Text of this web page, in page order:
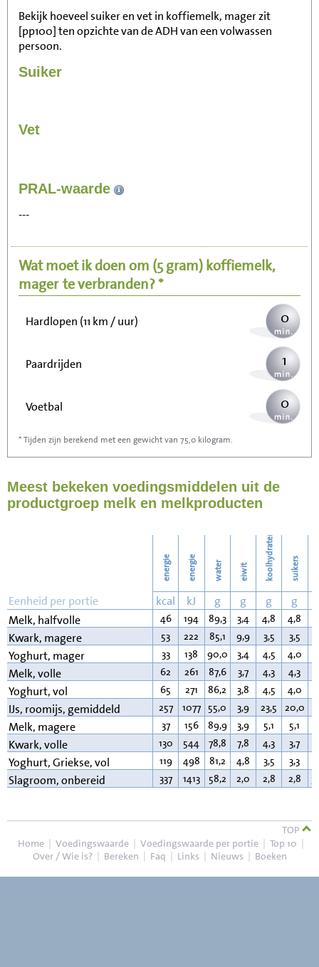
Bekijk hoeveel suiker en vet in koffiemelk, mager zit
[pp100] ten opzichte van de ADH van een volwassen
persoon.
Suiker
Vet
PRAL-waarde
---
Wat moet ik doen om (5 gram)koffiemelk,
mager te verbranden? *
Zitten, tv kijken
Wandelen (5 km/uur)
Hardlopen (11 km / uur) 0
Paardrijden 1
Voetbal 0
Stofzuigen
Strijken
2
* Tijden zijn berekend met een gewicht van 75,0 kilogram.
Meest bekeken voedingsmiddelen uit de
productgroep melk en melkproducten
energie energie water eiwit koolhydraten suikers
Eenheid per portie kcal kJ g g g g
Melk, halfvolle
46 194 89,3 3,4 4,8 4,8
Kwark, magere 53 222 85,1 9,9 3,5 3,5
Yoghurt, mager 33 138 90,0 3,4 4,5 4,0
Melk, volle 62 261 87,6 3,7 4,3 4,3
Yoghurt, vol 65 271 86,2 3,8 4,5 4,0
IJs, roomijs, gemiddeld 257 1077 55,0 3,9 23,5 20,0
Melk, magere 37 156 89,9 3,9 5,1 5,1
Kwark, volle 130 544 78,8 7,8 4,3 3,7
Yoghurt, Griekse, vol 119 498 81,2 4,8 3,5 3,3
Slagroom, onbereid 337 1413 58,2 2,0 2,8 2,8
TOP
Home | Voedingswaarde | Voedingswaarde per portie | Top 10 |
Over / Wie is? | Bereken | Faq | Links | Nieuws | Boeken